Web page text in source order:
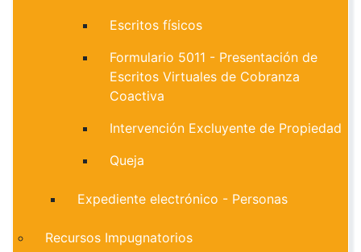
Escritos físicos
Formulario 5011 - Presentación de
Escritos Virtuales de Cobranza
Coactiva
Intervención Excluyente de Propiedad
Queja
Expediente electrónico - Personas
Recursos Impugnatorios